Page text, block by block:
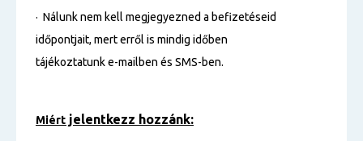
· Nálunk nem kell megjegyezned a befizetéseid
időpontjait, mert erről is mindig időben
tájékoztatunk e-mailben és SMS-ben.
Miért jelentkezz hozzánk: